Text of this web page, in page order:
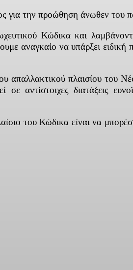
για την προώθηση άνωθεν του
Κώδικα και
αναγκαίο να υπάρξει ειδική
απαλλακτικού πλαισίου του
σε αντίστοιχες διατάξεις
του Κώδικα είναι να